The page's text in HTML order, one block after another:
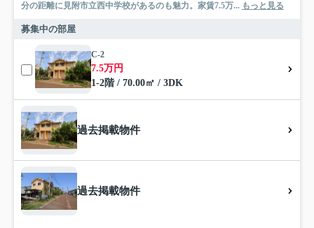
分の距離に見附市立西中学校があるのも魅力。家賃7.5万... もっと見る
募集中の部屋
C-2
7.5万円
1-2階 / 70.00㎡ / 3DK
過去掲載物件
過去掲載物件